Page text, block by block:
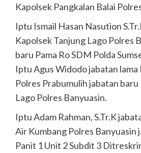
Kapolsek Pangkalan Balai
Iptu Ismail Hasan Nasution
Kapolsek Tanjung Lago Polres
baru Pama Ro SDM Polda
Iptu Agus Widodo jabatan lama
Polres Prabumulih jabatan
Lago Polres Banyuasin.
Iptu Adam Rahman, S.Tr.K
Air Kumbang Polres Banyuasin
Panit 1 Unit 2 Subdit 3